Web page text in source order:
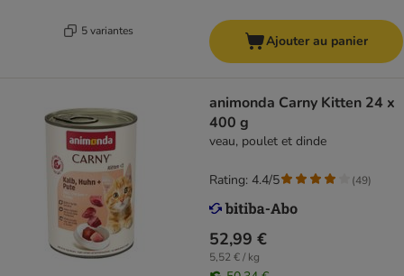
5 variantes
Ajouter au panier
animonda Carny Kitten 24 x
400 g
veau, poulet et dinde
52,99 €
5,52 € / kg
Rating: 4.4/5 (49)